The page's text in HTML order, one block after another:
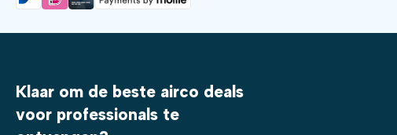
Klaar om de beste airco deals
voor professionals te